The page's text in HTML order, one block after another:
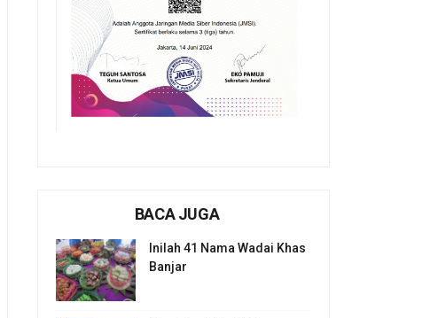
BACA JUGA
Inilah 41 Nama Wadai Khas
Banjar